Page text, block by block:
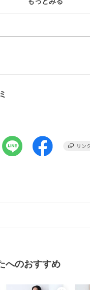
オーバーとタンクワンピー
ス感のワンピースです。
は別々で使うことも可能で
わった柔らかいフェザーの
、ベージュの3色展開。
は別々でも着られるので、
グして頂くのもおすすめで
へのおすすめ